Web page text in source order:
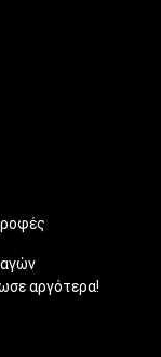
αργότερα!